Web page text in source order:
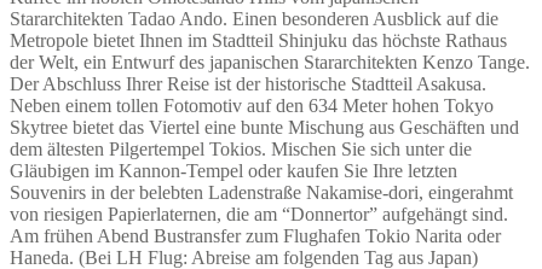
Stararchitekten Tadao Ando. Einen besonderen Ausblick auf die
Metropole bietet Ihnen im Stadtteil Shinjuku das höchste Rathaus
der Welt, ein Entwurf des japanischen Stararchitekten Kenzo Tange.
Der Abschluss Ihrer Reise ist der historische Stadtteil Asakusa.
Neben einem tollen Fotomotiv auf den 634 Meter hohen Tokyo
Skytree bietet das Viertel eine bunte Mischung aus Geschäften und
dem ältesten Pilgertempel Tokios. Mischen Sie sich unter die
Gläubigen im Kannon-Tempel oder kaufen Sie Ihre letzten
Souvenirs in der belebten Ladenstraße Nakamise-dori, eingerahmt
von riesigen Papierlaternen, die am “Donnertor” aufgehängt sind.
Am frühen Abend Bustransfer zum Flughafen Tokio Narita oder
Haneda. (Bei LH Flug: Abreise am folgenden Tag aus Japan)